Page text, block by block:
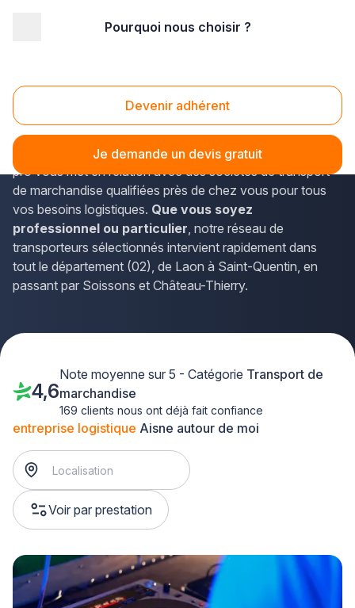
Pourquoi nous choisir ?
Devenir adhérent
Je demande un devis gratuit
Entreprise logistique Aisne (02)
Vous recherchez uneentreprise de transport de
marchandise fiable dans l'Aisne? La solution Plus que
pro vous met en relation avec des sociétés de transport
de marchandise qualifiées près de chez vous pour tous
vos besoins logistiques. Que vous soyez
professionnel ou particulier, notre réseau de
transporteurs sélectionnés intervient rapidement dans
tout le département (02), de Laon à Saint-Quentin, en
passant par Soissons et Château-Thierry.
entreprise logistique Aisne autour de moi
Voir par prestation
4,6
Note moyenne sur 5 - Catégorie Transport de
marchandise
169 clients nous ont déjà fait confiance